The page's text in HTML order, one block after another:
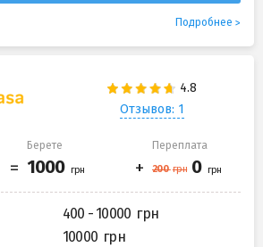
Подробнее
Отзывов: 1
Берете Переплата
400 - 10000
10000